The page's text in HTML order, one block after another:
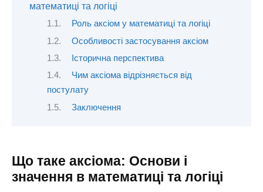
математиці та логіці
Роль аксіом у математиці та логіці
Особливості застосування аксіом
Історична перспектива
Чим аксіома відрізняється від
постулату
Заключення
Що таке аксіома: Основи і
значення в математиці та логіці